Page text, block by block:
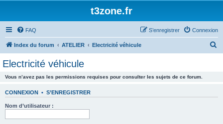
t3zone.fr
FAQ Connexion
S’enregistrer
Index du forum ATELIER Electricité véhicule
Electricité véhicule
Vous n’avez pas les permissions requises pour consulter les sujets de ce forum.
CONNEXION • S’ENREGISTRER
Nom d’utilisateur :